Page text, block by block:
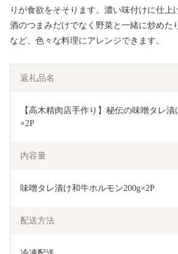
りが食欲をそそります。濃い味付けに仕上
酒のつまみだけでなく野菜と一緒に炒めた
など、色々な料理にアレンジできます。
返礼品名
【高木精肉店手作り】秘伝の味噌タレ
×2P
内容量
味噌タレ漬け和牛ホルモン200g×2P
配送方法